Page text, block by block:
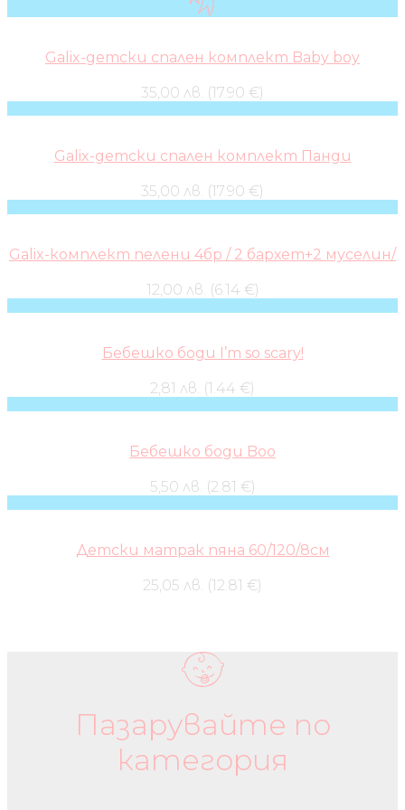
Galix-детски спален комплект Baby boy
35,00 лв. (17.90 €)
Galix-детски спален комплект Панди
35,00 лв. (17.90 €)
Galix-комплект пелени 4бр / 2 бархет+2 муселин/
12,00 лв. (6.14 €)
Бебешко боди I’m so scary!
2,81 лв. (1.44 €)
Бебешко боди Boo
5,50 лв. (2.81 €)
Детски матрак пяна 60/120/8см
25,05 лв. (12.81 €)
Бебешки колички и дрехи
Пазарувайте по
категория